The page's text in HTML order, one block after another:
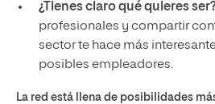
¿Tienes claro qué quieres
profesionales y compartir
sector te hace más
posibles empleadores.
La red está llena de posibilidades